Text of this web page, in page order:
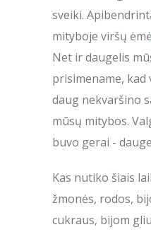
sveiki.
mityboje viršų ėmė
Net ir daugelis
prisimename,
daug nekvaršino
mūsų mitybos.
buvo gerai -
Kas nutiko šiais
žmonės, rodos,
cukraus, bijom